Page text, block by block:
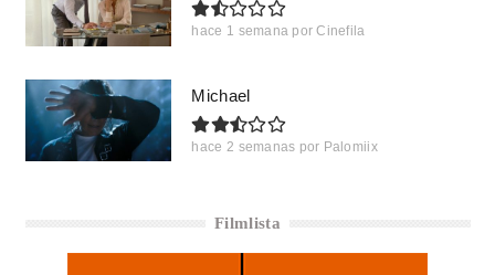
hace 1 semana por Cinefila
Michael
hace 2 semanas por Palomiix
Filmlista